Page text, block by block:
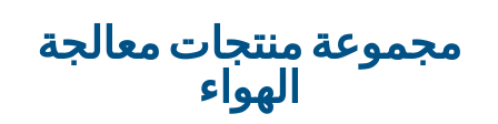
مجموعة منتجات معالجة
الهواء